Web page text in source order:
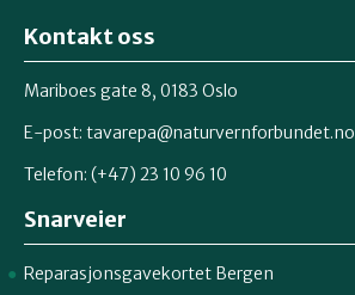
Retten til reparasjon
Kontakt oss
Mariboes gate 8, 0183 Oslo
E-post: tavarepa@naturvernforbundet.no
Telefon: (+47) 23 10 96 10
Snarveier
Reparasjonsgavekortet Bergen